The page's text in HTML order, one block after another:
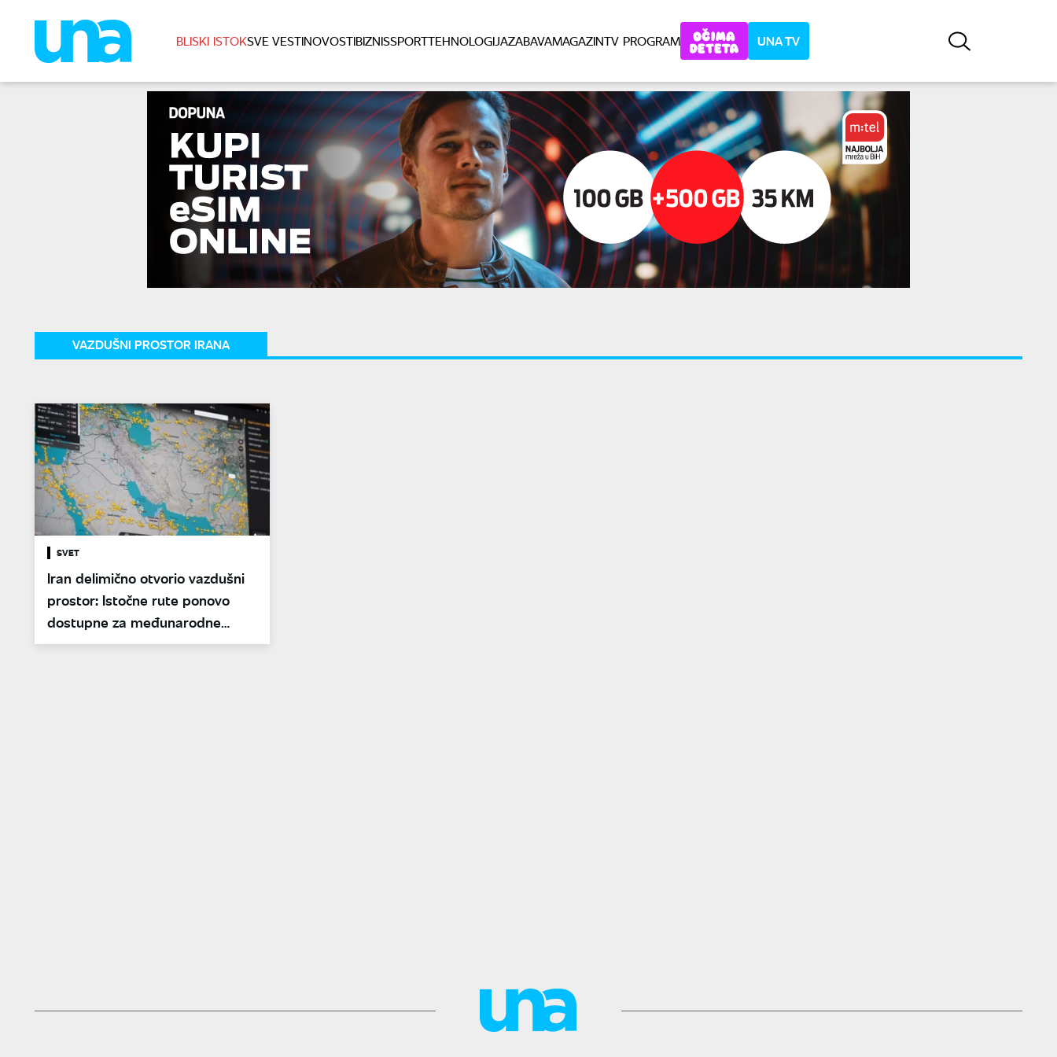
BLISKI ISTOKSVE VESTINOVOSTIBIZNISSPORTTEHNOLOGIJAZABAVAMAGAZINTV PROGRAM UNA TV
VAZDUŠNI PROSTOR IRANA
SVET
Iran delimično otvorio vazdušni
prostor: Istočne rute ponovo
dostupne za međunarodne
letove